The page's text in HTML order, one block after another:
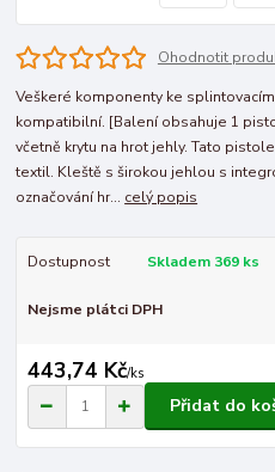
Ohodnotit
Veškeré komponenty ke
kompatibilní. [Balení obsahuje 1
včetně krytu na hrot jehly. Tato
textil. Kleště s širokou jehlou s
označování hr... celý popis
Dostupnost Skladem 369 ks
Nejsme plátci DPH
443,74 Kč/ks
Přidat do